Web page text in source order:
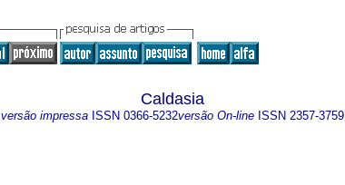
Caldasia
versão impressa ISSN 0366-5232versão On-line ISSN 2357-3759